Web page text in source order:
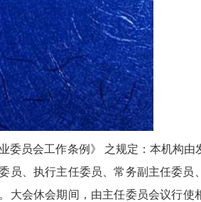
员会工作条例》 之规定：本机构由
员、执行主任委员、常务副主任委员
大会休会期间，由主任委员会议行使